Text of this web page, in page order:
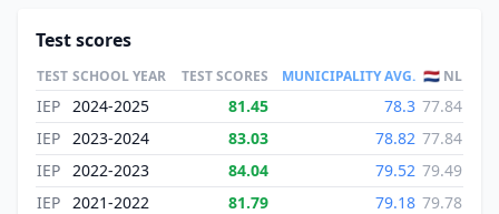
Test scores
TEST SCHOOL YEAR TEST SCORES MUNICIPALITY AVG. 🇳🇱 NL
IEP 2024-2025 81.45 78.3 77.84
IEP 2023-2024 83.03 78.82 77.84
IEP 2022-2023 84.04 79.52 79.49
IEP 2021-2022 81.79 79.18 79.78